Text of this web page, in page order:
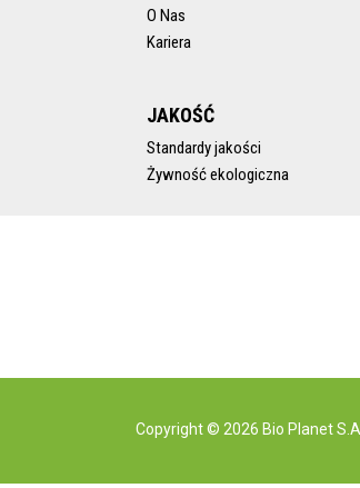
O Nas
Kariera
JAKOŚĆ
Standardy jakości
Żywność ekologiczna
Copyright © 2026 Bio Planet S.A.